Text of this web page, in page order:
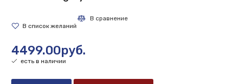
4499.00руб.
есть в наличии